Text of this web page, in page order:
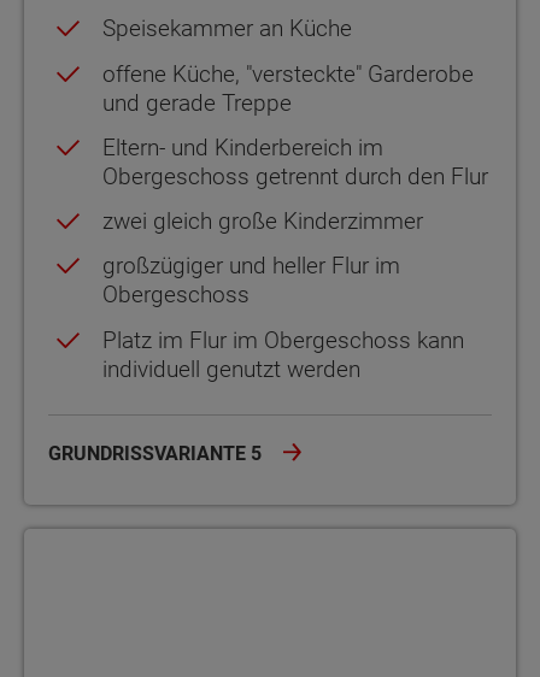
Speisekammer an Küche
offene Küche, "versteckte" Garderobe
und gerade Treppe
Eltern- und Kinderbereich im
Obergeschoss getrennt durch den Flur
zwei gleich große Kinderzimmer
großzügiger und heller Flur im
Obergeschoss
Platz im Flur im Obergeschoss kann
individuell genutzt werden
GRUNDRISSVARIANTE 5